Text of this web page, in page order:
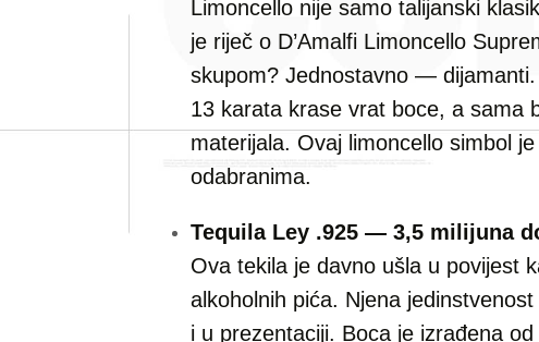
Limoncello nije samo talijanski
je riječ o D’Amalfi Limoncello
skupom? Jednostavno —
13 karata krase vrat boce, a sama
materijala. Ovaj limoncello simbol
odabranima.
Tequila Ley .925 — 3,5 milijuna
Ova tekila je davno ušla u povijest
alkoholnih pića. Njena
i u prezentaciji. Boca je izrađena